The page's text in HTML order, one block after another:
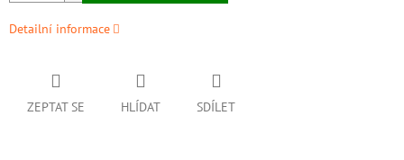
Detailní informace
ZEPTAT SE HLÍDAT SDÍLET